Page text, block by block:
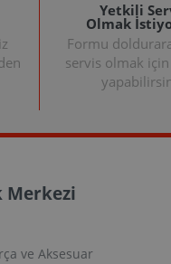
Yetkili
Olmak
Formu
servis olmak
Merkezi
ve Aksesuar